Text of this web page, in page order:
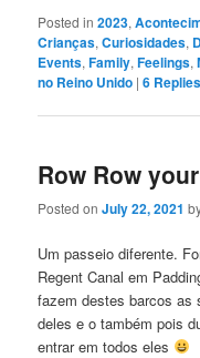
Posted in 2023,
Crianças,Curiosidades,
Events,Family,Feelings,
no Reino Unido |6 Replies
Row Row
Posted onJuly 22, 2021
Um passeio diferente.
Regent Canal em
fazem destes barcos as
deles e o também pois
entrar em todos eles